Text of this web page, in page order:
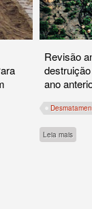
ano, diz governo
Revisão
ano
Leia mais